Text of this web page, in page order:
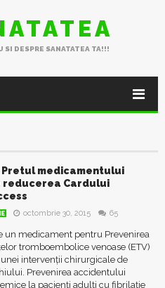
SI DESPRE SANATATEA TA!!!
Pretul medicamentului
Cardului
octombrie 30, 2015 65
un medicament pentru Prevenirea
tromboembolice venoase (ETV)
intervenţii chirurgicale de
Prevenirea accidentului
la pacienţi adulţi cu fibrilaţie